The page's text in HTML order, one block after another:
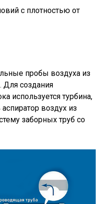
с плотностью от
пробы воздуха из
Для создания
используется турбина,
воздух из
заборных труб со